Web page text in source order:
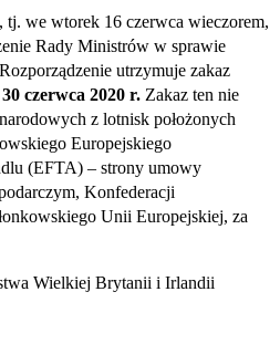
tj. we wtorek 16 czerwca wieczorem,
Rady Ministrów w sprawie
utrzymuje zakaz
30 czerwca 2020 r. Zakaz ten nie
z lotnisk położonych
Europejskiego
(EFTA) – strony umowy
Konfederacji
Unii Europejskiej, za
Wielkiej Brytanii i Irlandii